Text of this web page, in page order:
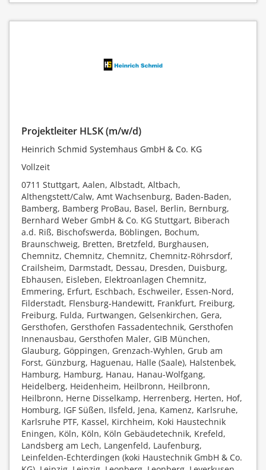
Projektleiter HLSK (m/w/d)
Heinrich Schmid Systemhaus GmbH & Co. KG
Vollzeit
0711 Stuttgart, Aalen, Albstadt, Altbach,
Althengstett/Calw, Amt Wachsenburg, Baden-Baden,
Bamberg, Bamberg ProBau, Basel, Berlin, Bernburg,
Bernhard Weber GmbH & Co. KG Stuttgart, Biberach
a.d. Riß, Bischofswerda, Böblingen, Bochum,
Braunschweig, Bretten, Bretzfeld, Burghausen,
Chemnitz, Chemnitz, Chemnitz, Chemnitz-Röhrsdorf,
Crailsheim, Darmstadt, Dessau, Dresden, Duisburg,
Ebhausen, Eisleben, Elektroanlagen Chemnitz,
Emmering, Erfurt, Eschbach, Eschweiler, Essen-Nord,
Filderstadt, Flensburg-Handewitt, Frankfurt, Freiburg,
Freiburg, Fulda, Furtwangen, Gelsenkirchen, Gera,
Gersthofen, Gersthofen Fassadentechnik, Gersthofen
Innenausbau, Gersthofen Maler, GIB München,
Glauburg, Göppingen, Grenzach-Wyhlen, Grub am
Forst, Günzburg, Haguenau, Halle (Saale), Halstenbek,
Hamburg, Hamburg, Hanau, Hanau-Wolfgang,
Heidelberg, Heidenheim, Heilbronn, Heilbronn,
Heilbronn, Herne Disselkamp, Herrenberg, Herten, Hof,
Homburg, IGF Süßen, Ilsfeld, Jena, Kamenz, Karlsruhe,
Karlsruhe PTF, Kassel, Kirchheim, Koki Haustechnik
Eningen, Köln, Köln, Köln Gebäudetechnik, Krefeld,
Landsberg am Lech, Langenfeld, Laufenburg,
Leinfelden-Echterdingen (koki Haustechnik GmbH & Co.